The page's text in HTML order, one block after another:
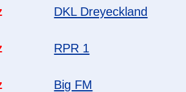
DKL Dreyeckland
RPR 1
Big FM